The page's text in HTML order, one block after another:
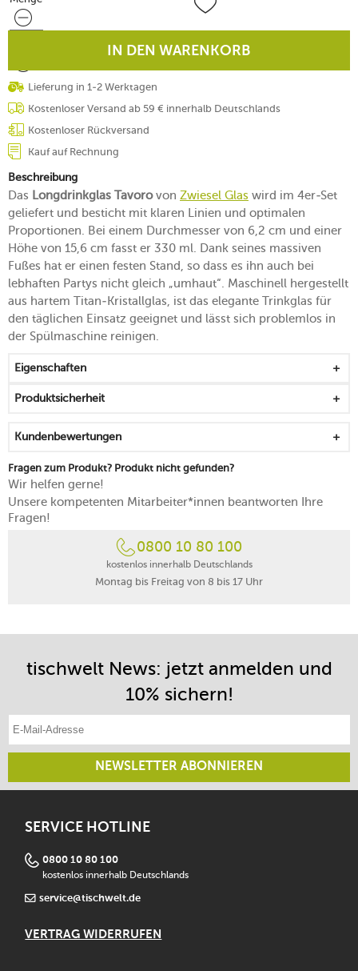
IN DEN WARENKORB
Lieferung in 1-2 Werktagen
Kostenloser Versand ab 59 € innerhalb Deutschlands
Kostenloser Rückversand
Kauf auf Rechnung
Beschreibung
Das Longdrinkglas Tavorovon Zwiesel Glas wird im 4er-Set
geliefert und besticht mit klaren Linien und optimalen
Proportionen. Bei einem Durchmesser von 6,2 cm und einer
Höhe von 15,6 cm fasst er 330 ml. Dank seines massiven
Fußes hat er einen festen Stand, so dass es ihn auch bei
lebhaften Partys nicht gleich „umhaut“. Maschinell hergestellt
aus hartem Titan-Kristallglas, ist das elegante Trinkglas für
den täglichen Einsatz geeignet und lässt sich problemlos in
der Spülmaschine reinigen.
Eigenschaften
Produktsicherheit
Kundenbewertungen
Fragen zum Produkt? Produkt nicht gefunden?
Wir helfen gerne!
Unsere kompetenten Mitarbeiter*innen beantworten Ihre
Fragen!
0800 10 80 100
kostenlos innerhalb Deutschlands
Montag bis Freitag von 8 bis 17 Uhr
tischwelt News: jetzt anmelden und
10% sichern!
NEWSLETTER ABONNIEREN
SERVICE HOTLINE
0800 10 80 100
kostenlos innerhalb Deutschlands
service@tischwelt.de
VERTRAG WIDERRUFEN